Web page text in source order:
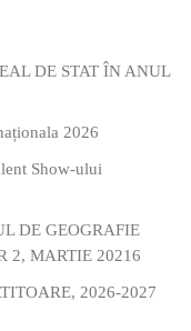
DE STAT ÎN ANUL
2026
Show-ului
DE GEOGRAFIE
2, MARTIE 20216
2026-2027